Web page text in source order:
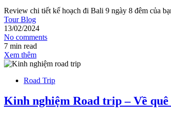
Review chi tiết kế hoạch đi Bali 9 ngày 8 đêm của
Tour Blog
13/02/2024
No comments
7 min read
Xem thêm
Road Trip
Kinh nghiệm Road trip – Về